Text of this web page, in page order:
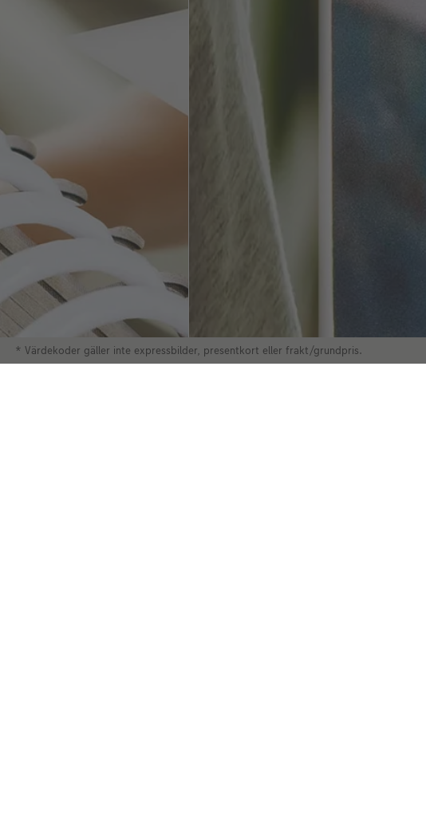
* Värdekoder gäller inte expressbilder, presentkort eller frakt/grundpris.